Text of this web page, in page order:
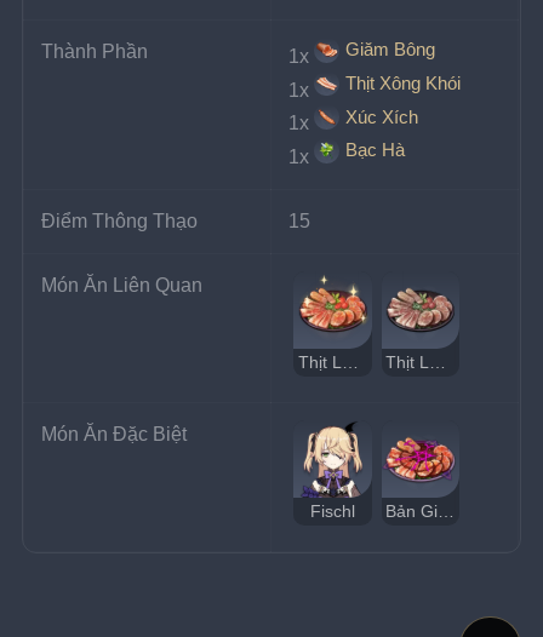
Thành Phần 1x
Giăm Bông
1x
Thịt Xông Khói
1x
Xúc Xích
1x
Bạc Hà
Điểm Thông Thạo 15
Món Ăn Liên Quan
Món Ăn Đặc Biệt
Fischl